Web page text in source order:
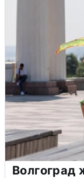
Волгоград